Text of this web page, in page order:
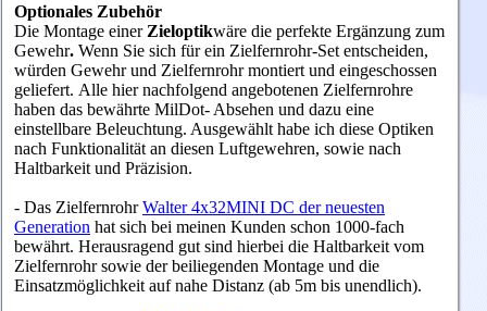
Optionales Zubehör
Die Montage einer Zieloptikwäre die perfekte Ergänzung zum
Gewehr. Wenn Sie sich für ein Zielfernrohr-Set entscheiden,
würden Gewehr und Zielfernrohr montiert und eingeschossen
geliefert. Alle hier nachfolgend angebotenen Zielfernrohre
haben das bewährte MilDot- Absehen und dazu eine
einstellbare Beleuchtung. Ausgewählt habe ich diese Optiken
nach Funktionalität an diesen Luftgewehren, sowie nach
Haltbarkeit und Präzision.
- Das Zielfernrohr Walter 4x32MINI DC der neuesten
Generation hat sich bei meinen Kunden schon 1000-fach
bewährt. Herausragend gut sind hierbei die Haltbarkeit vom
Zielfernrohr sowie der beiliegenden Montage und die
Einsatzmöglichkeit auf nahe Distanz (ab 5m bis unendlich).